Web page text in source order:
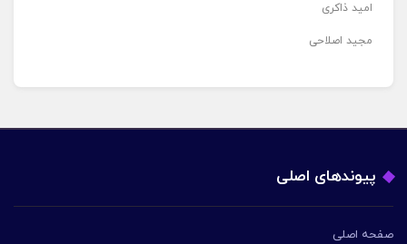
امید ذاکری
مجید اصلاحی
پیوندهای اصلی
صفحه اصلی